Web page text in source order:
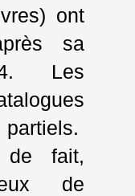
ont
sa
Les
de fait,
de